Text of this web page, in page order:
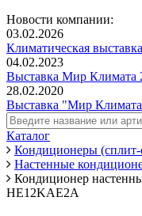
Новости компании:
03.02.2026
Климатическая
04.02.2023
Выставка Мир Климата
28.02.2020
Выставка "Мир
Каталог
Кондиционеры
Настенные
Кондиционер
HE12KAE2A